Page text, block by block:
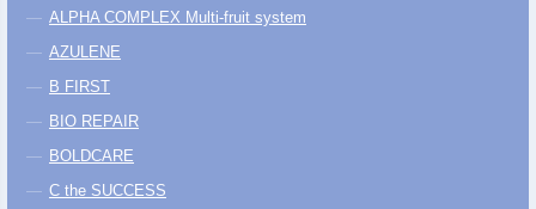
ALPHA COMPLEX Multi-fruit system
AZULENE
B FIRST
BIO REPAIR
BOLDCARE
C the SUCCESS